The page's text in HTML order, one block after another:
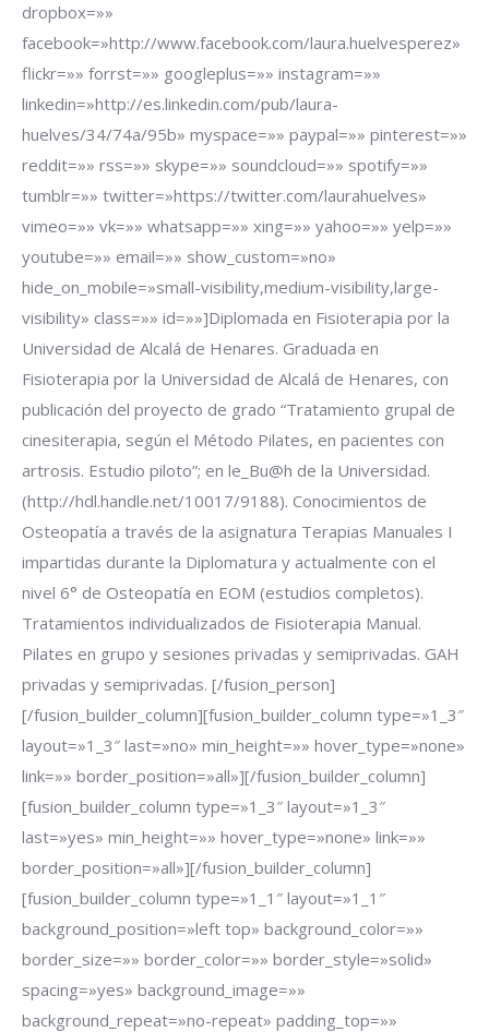
dropbox=»»
facebook=»http://www.facebook.com/laura.huelvesperez»
flickr=»» forrst=»» googleplus=»» instagram=»»
linkedin=»http://es.linkedin.com/pub/laura-
huelves/34/74a/95b» myspace=»» paypal=»» pinterest=»»
reddit=»» rss=»» skype=»» soundcloud=»» spotify=»»
tumblr=»» twitter=»https://twitter.com/laurahuelves»
vimeo=»» vk=»» whatsapp=»» xing=»» yahoo=»» yelp=»»
youtube=»» email=»» show_custom=»no»
hide_on_mobile=»small-visibility,medium-visibility,large-
visibility» class=»» id=»»]Diplomada en Fisioterapia por la
Universidad de Alcalá de Henares. Graduada en
Fisioterapia por la Universidad de Alcalá de Henares, con
publicación del proyecto de grado “Tratamiento grupal de
cinesiterapia, según el Método Pilates, en pacientes con
artrosis. Estudio piloto”; en le_Bu@h de la Universidad.
(http://hdl.handle.net/10017/9188). Conocimientos de
Osteopatía a través de la asignatura Terapias Manuales I
impartidas durante la Diplomatura y actualmente con el
nivel 6° de Osteopatía en EOM (estudios completos).
Tratamientos individualizados de Fisioterapia Manual.
Pilates en grupo y sesiones privadas y semiprivadas. GAH
privadas y semiprivadas. [/fusion_person]
[/fusion_builder_column][fusion_builder_column type=»1_3″
layout=»1_3″ last=»no» min_height=»» hover_type=»none»
link=»» border_position=»all»][/fusion_builder_column]
[fusion_builder_column type=»1_3″ layout=»1_3″
last=»yes» min_height=»» hover_type=»none» link=»»
border_position=»all»][/fusion_builder_column]
[fusion_builder_column type=»1_1″ layout=»1_1″
background_position=»left top» background_color=»»
border_size=»» border_color=»» border_style=»solid»
spacing=»yes» background_image=»»
background_repeat=»no-repeat» padding_top=»»